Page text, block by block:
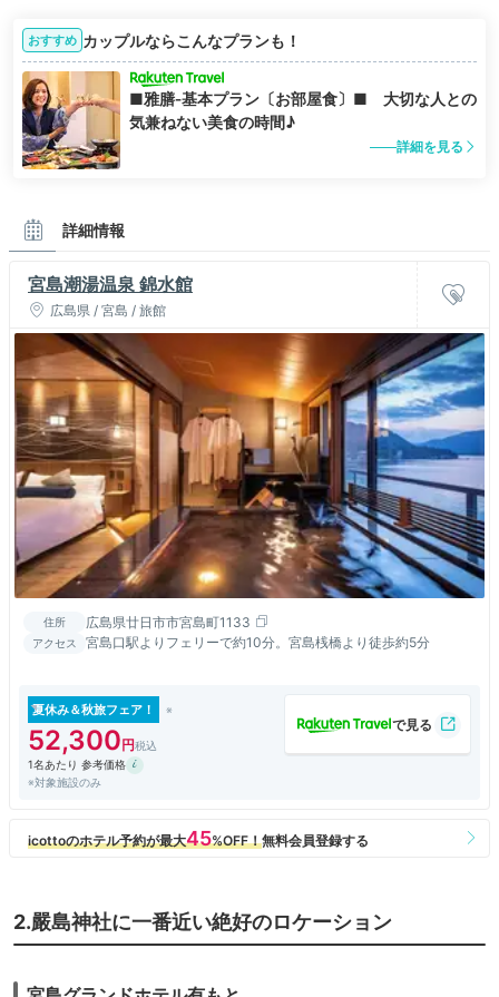
おすすめ カップルならこんなプランも！
■雅膳‐基本プラン〔お部屋食〕■ 大切な人との
気兼ねない美食の時間♪
詳細を見る
詳細情報
宮島潮湯温泉 錦水館
広島県 / 宮島 / 旅館
住所 広島県廿日市市宮島町1133
アクセス 宮島口駅よりフェリーで約10分。宮島桟橋より徒歩約5分
夏休み＆秋旅フェア！
52,300
1名あたり 参考価格
※対象施設のみ
2.嚴島神社に一番近い絶好のロケーション